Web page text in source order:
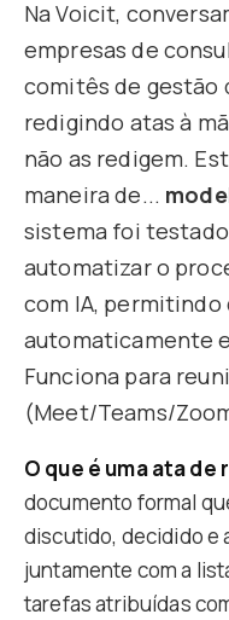
Na Voicit,
empresas de
comitês de gestão
redigindo atas à
não as redigem.
maneira de...
sistema foi
automatizar o
com IA, permitindo
automaticamente
Funciona para
(Meet/Teams/
O que é uma ata de
documento formal
discutido, decidido e
juntamente com a
tarefas atribuídas